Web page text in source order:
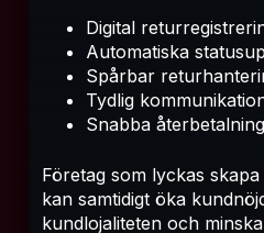
Digital
Automatiska
Spårbar
Tydlig
Snabba
Företag som lyckas
kan samtidigt öka
kundlojaliteten och